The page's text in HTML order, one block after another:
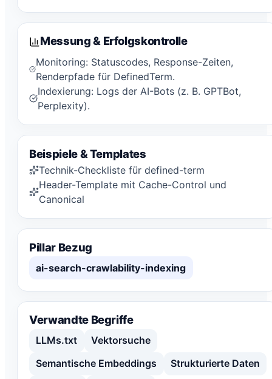
Messung & Erfolgskontrolle
Monitoring: Statuscodes, Response-Zeiten,
Renderpfade für DefinedTerm.
Indexierung: Logs der AI-Bots (z. B. GPTBot,
Perplexity).
Beispiele & Templates
Technik-Checkliste für defined-term
Header-Template mit Cache-Control und
Canonical
Pillar Bezug
ai-search-crawlability-indexing
Verwandte Begriffe
LLMs.txt
Vektorsuche
Semantische Embeddings
Strukturierte Daten